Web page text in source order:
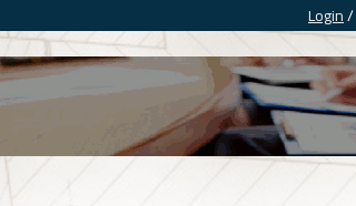
Login/